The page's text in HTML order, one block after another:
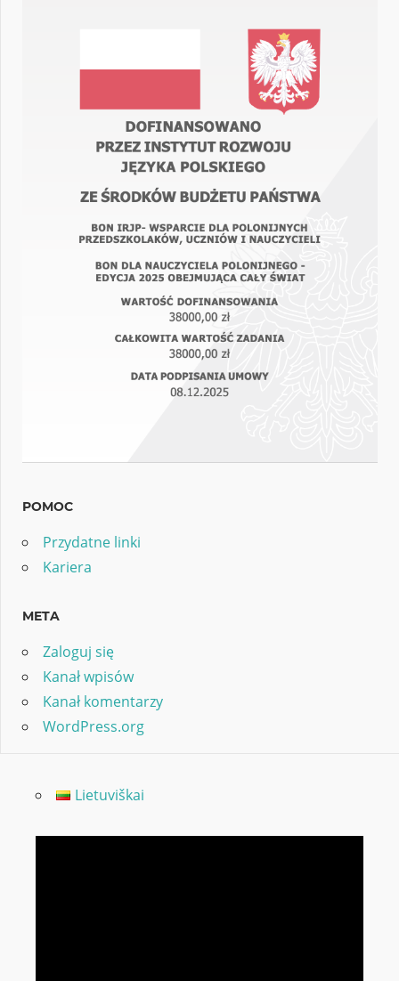
POMOC
Przydatne linki
Kariera
META
Zaloguj się
Kanał wpisów
Kanał komentarzy
WordPress.org
Lietuviškai